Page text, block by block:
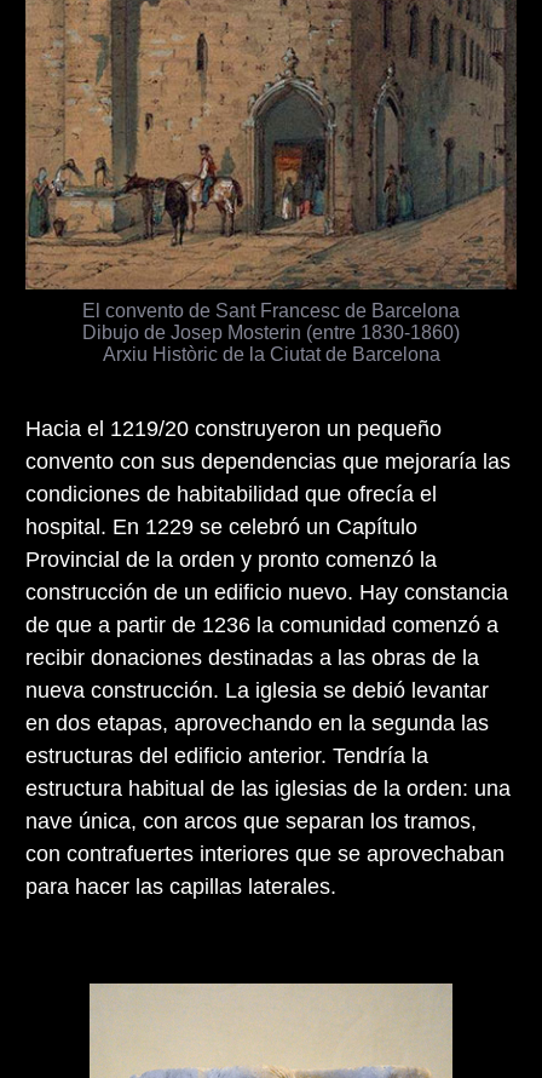
El convento de Sant Francesc de Barcelona
Dibujo de Josep Mosterin (entre 1830-1860)
Arxiu Històric de la Ciutat de Barcelona
Hacia el 1219/20 construyeron un pequeño
convento con sus dependencias que mejoraría las
condiciones de habitabilidad que ofrecía el
hospital. En 1229 se celebró un Capítulo
Provincial de la orden y pronto comenzó la
construcción de un edificio nuevo. Hay constancia
de que a partir de 1236 la comunidad comenzó a
recibir donaciones destinadas a las obras de la
nueva construcción. La iglesia se debió levantar
en dos etapas, aprovechando en la segunda las
estructuras del edificio anterior. Tendría la
estructura habitual de las iglesias de la orden: una
nave única, con arcos que separan los tramos,
con contrafuertes interiores que se aprovechaban
para hacer las capillas laterales.